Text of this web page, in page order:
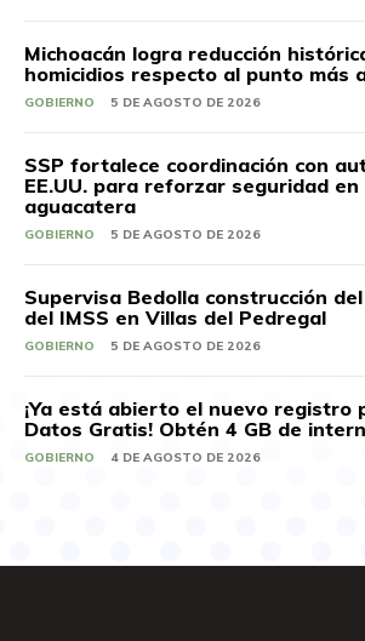
Michoacán logra reducción
homicidios respecto al punto más
GOBIERNO 5 DE AGOSTO DE 2026
SSP fortalece coordinación con
EE.UU. para reforzar seguridad
aguacatera
GOBIERNO 5 DE AGOSTO DE 2026
Supervisa Bedolla construcción
del IMSS en Villas del Pedregal
GOBIERNO 5 DE AGOSTO DE 2026
¡Ya está abierto el nuevo registro
Datos Gratis! Obtén 4 GB de
GOBIERNO 4 DE AGOSTO DE 2026